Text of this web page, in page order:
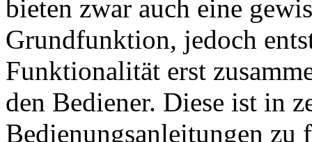
bieten zwar auch eine
Grundfunktion, jedoch
Funktionalität erst
den Bediener. Diese ist in
Bedienungsanleitungen